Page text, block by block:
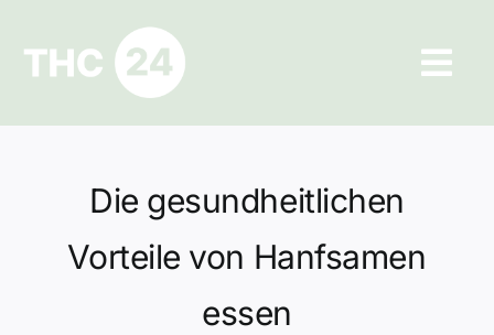
springen
Ratgeber
Hilfe und Kontakt
Datenschutz
Die gesundheitlichen
Vorteile von Hanfsamen
essen